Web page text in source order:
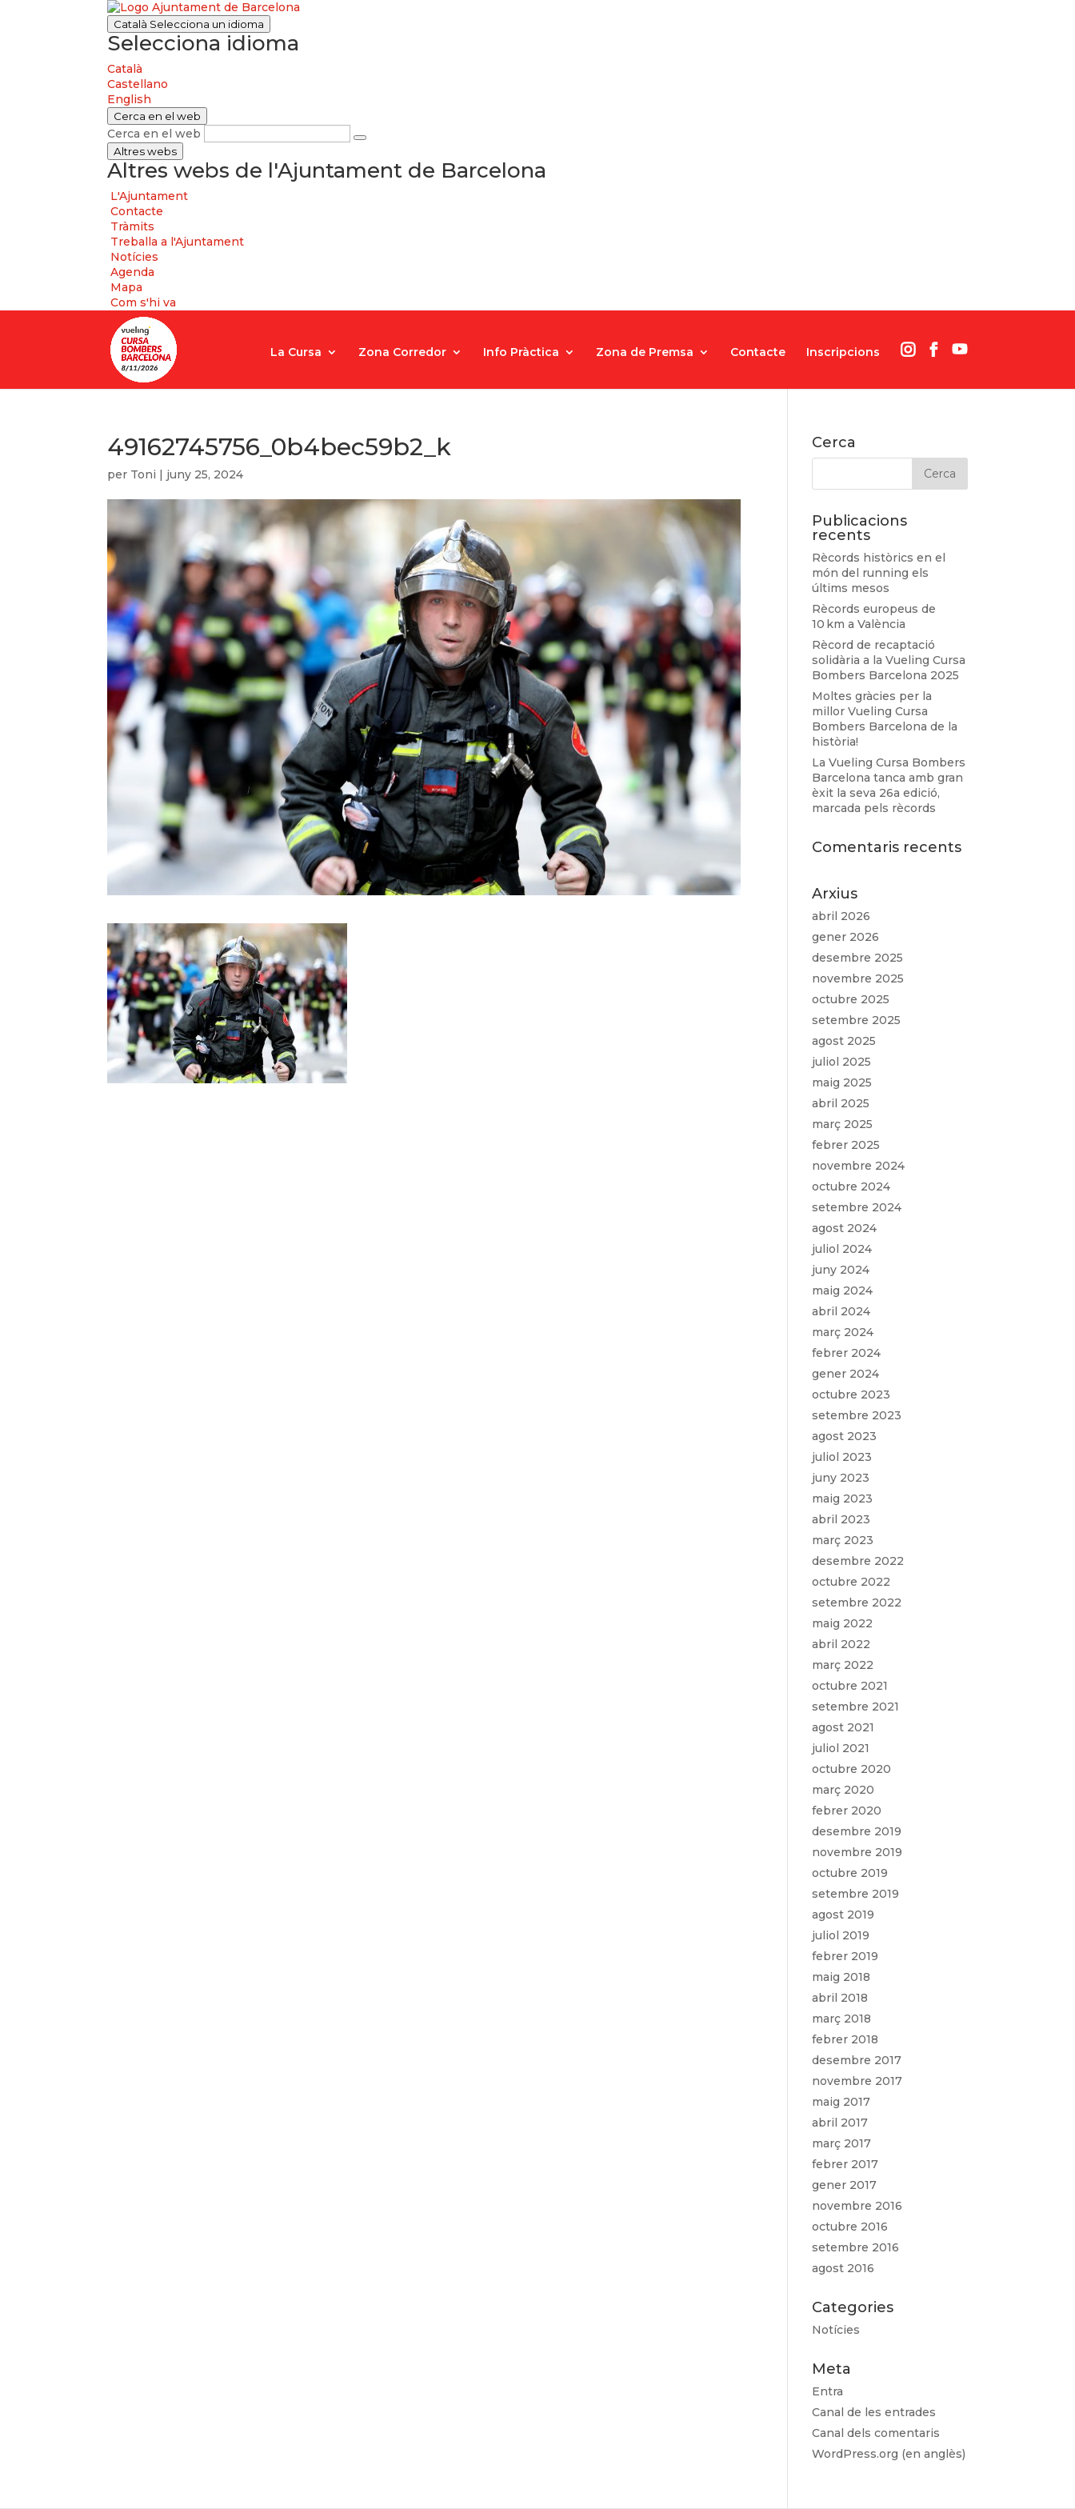
Català Selecciona un idioma
Selecciona idioma
Català
Castellano
English
Cerca en el web
Cerca en el web
Altres webs
Altres webs de l'Ajuntament de Barcelona
L'Ajuntament
Contacte
Tràmits
Treballa a l'Ajuntament
Notícies
Agenda
Mapa
Com s'hi va
La Cursa Zona Corredor Info Pràctica Zona de Premsa Contacte Inscripcions
49162745756_0b4bec59b2_k
per Toni | juny 25, 2024
Cerca
Publicacions
recents
Rècords històrics en el
món del running els
últims mesos
Rècords europeus de
10 km a València
Rècord de recaptació
solidària a la Vueling Cursa
Bombers Barcelona 2025
Moltes gràcies per la
millor Vueling Cursa
Bombers Barcelona de la
història!
La Vueling Cursa Bombers
Barcelona tanca amb gran
èxit la seva 26a edició,
marcada pels rècords
Comentaris recents
Arxius
abril 2026
gener 2026
desembre 2025
novembre 2025
octubre 2025
setembre 2025
agost 2025
juliol 2025
maig 2025
abril 2025
març 2025
febrer 2025
novembre 2024
octubre 2024
setembre 2024
agost 2024
juliol 2024
juny 2024
maig 2024
abril 2024
març 2024
febrer 2024
gener 2024
octubre 2023
setembre 2023
agost 2023
juliol 2023
juny 2023
maig 2023
abril 2023
març 2023
desembre 2022
octubre 2022
setembre 2022
maig 2022
abril 2022
març 2022
octubre 2021
setembre 2021
agost 2021
juliol 2021
octubre 2020
març 2020
febrer 2020
desembre 2019
novembre 2019
octubre 2019
setembre 2019
agost 2019
juliol 2019
febrer 2019
maig 2018
abril 2018
març 2018
febrer 2018
desembre 2017
novembre 2017
maig 2017
abril 2017
març 2017
febrer 2017
gener 2017
novembre 2016
octubre 2016
setembre 2016
agost 2016
Categories
Notícies
Meta
Entra
Canal de les entrades
Canal dels comentaris
WordPress.org (en anglès)